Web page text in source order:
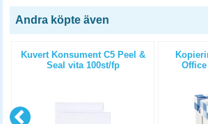
Andra köpte även
Kuvert Konsument C5 Peel &
Seal vita 100st/fp
Office